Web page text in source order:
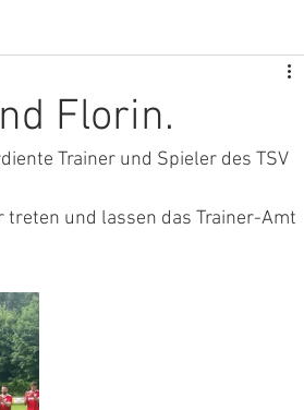
Florin.
Trainer und Spieler des TSV
und lassen das Trainer-Amt